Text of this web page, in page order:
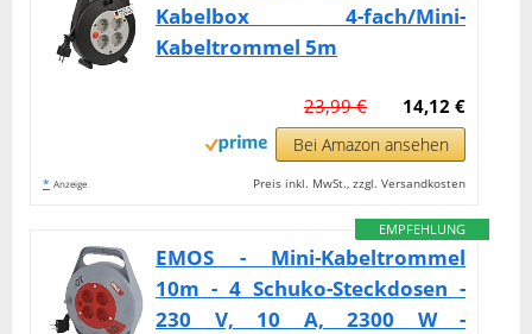
Kabelbox 4-fach/Mini-
Kabeltrommel 5m
14,12 €
23,99 €
Bei Amazon ansehen
* Anzeige Preis inkl. MwSt., zzgl. Versandkosten
EMPFEHLUNG
EMOS - Mini-Kabeltrommel
10m - 4 Schuko-Steckdosen -
230 V, 10 A, 2300 W -